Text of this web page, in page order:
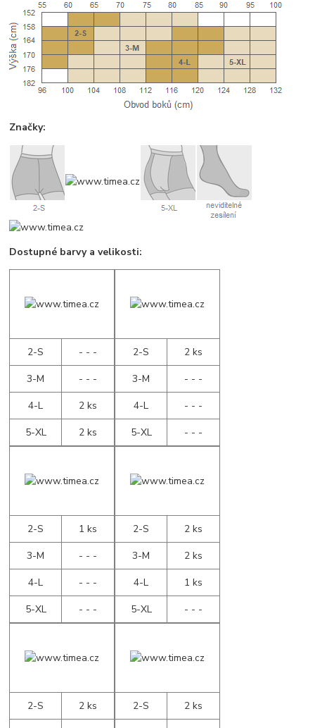
Značky:
Dostupné barvy a velikosti:
2-S
- - -
3-M
- - -
4-L
2 ks
5-XL
2 ks
2-S
2 ks
3-M
- - -
4-L
- - -
5-XL
- - -
2-S
1 ks
3-M
- - -
4-L
- - -
5-XL
- - -
2-S
2 ks
3-M
2 ks
4-L
1 ks
5-XL
- - -
2-S
2 ks
2-S
2 ks